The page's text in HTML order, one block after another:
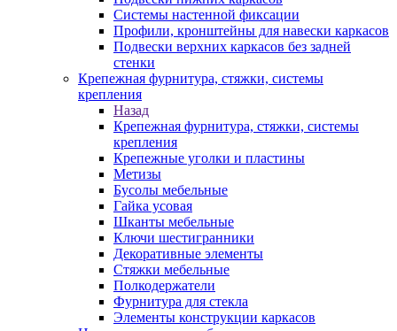
Системы настенной фиксации
Профили, кронштейны для навески каркасов
Подвески верхних каркасов без задней
стенки
Крепежная фурнитура, стяжки, системы
крепления
Назад
Крепежная фурнитура, стяжки, системы
крепления
Крепежные уголки и пластины
Метизы
Бусолы мебельные
Гайка усовая
Шканты мебельные
Ключи шестигранники
Декоративные элементы
Стяжки мебельные
Полкодержатели
Фурнитура для стекла
Элементы конструкции каркасов